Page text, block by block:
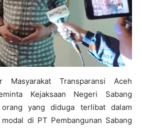
Masyarakat Transparansi Aceh
Kejaksaan Negeri Sabang
yang diduga terlibat dalam
di PT Pembangunan Sabang